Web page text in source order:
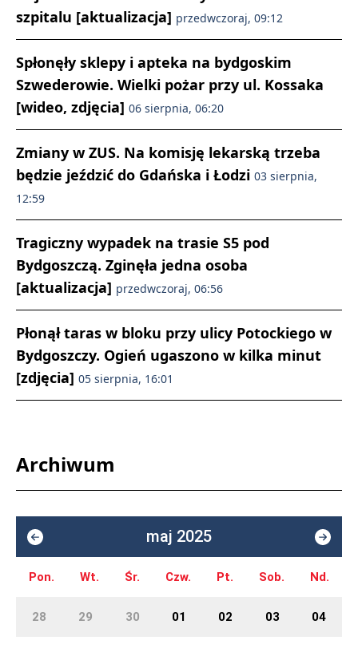
szpitalu [aktualizacja] przedwczoraj, 09:12
Spłonęły sklepy i apteka na bydgoskim
Szwederowie. Wielki pożar przy ul. Kossaka
[wideo, zdjęcia] 06 sierpnia, 06:20
Zmiany w ZUS. Na komisję lekarską trzeba
będzie jeździć do Gdańska i Łodzi 03 sierpnia,
12:59
Tragiczny wypadek na trasie S5 pod
Bydgoszczą. Zginęła jedna osoba
[aktualizacja] przedwczoraj, 06:56
Płonął taras w bloku przy ulicy Potockiego w
Bydgoszczy. Ogień ugaszono w kilka minut
[zdjęcia] 05 sierpnia, 16:01
Archiwum
maj 2025
Pon. Wt. Śr. Czw. Pt. Sob. Nd.
28 29 30 01 02 03 04